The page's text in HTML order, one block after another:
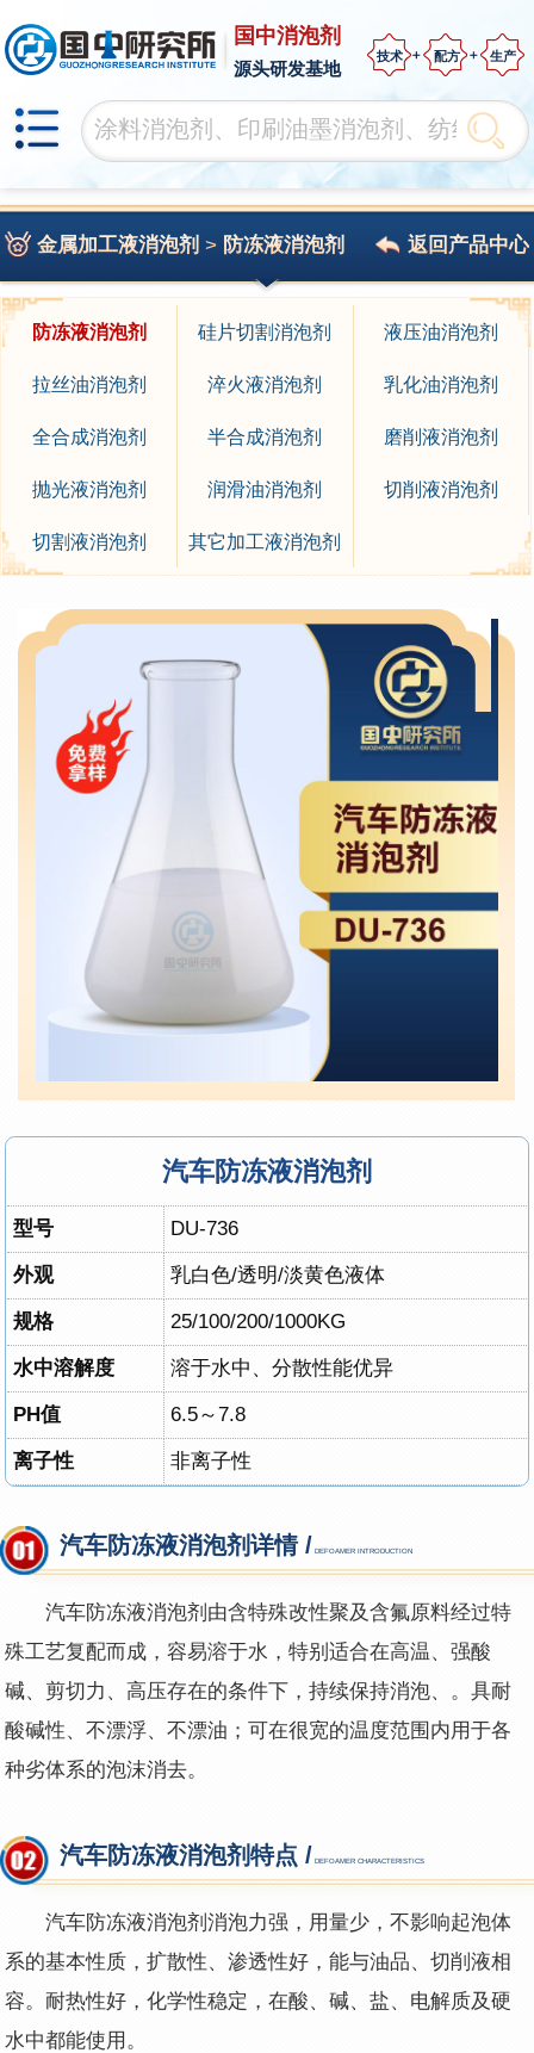
国中消泡剂
源头研发基地
技术 配方 生产
金属加工液消泡剂 > 防冻液消泡剂 返回产品中心
防冻液消泡剂 硅片切割消泡剂 液压油消泡剂
拉丝油消泡剂 淬火液消泡剂 乳化油消泡剂
全合成消泡剂 半合成消泡剂 磨削液消泡剂
抛光液消泡剂 润滑油消泡剂 切削液消泡剂
切割液消泡剂 其它加工液消泡剂
汽车防冻液消泡剂
型号 DU-736
外观 乳白色/透明/淡黄色液体
规格 25/100/200/1000KG
水中溶解度 溶于水中、分散性能优异
PH值 6.5～7.8
离子性 非离子性
汽车防冻液消泡剂详情 / DEFOAMER INTRODUCTION
汽车防冻液消泡剂由含特殊改性聚及含氟原料经过特
殊工艺复配而成，容易溶于水，特别适合在高温、强酸
碱、剪切力、高压存在的条件下，持续保持消泡、。具耐
酸碱性、不漂浮、不漂油；可在很宽的温度范围内用于各
种劣体系的泡沫消去。
汽车防冻液消泡剂特点 / DEFOAMER CHARACTERISTICS
汽车防冻液消泡剂消泡力强，用量少，不影响起泡体
系的基本性质，扩散性、渗透性好，能与油品、切削液相
容。 耐热性好，化学性稳定，在酸、碱、盐、电解质及硬
水中都能使用。